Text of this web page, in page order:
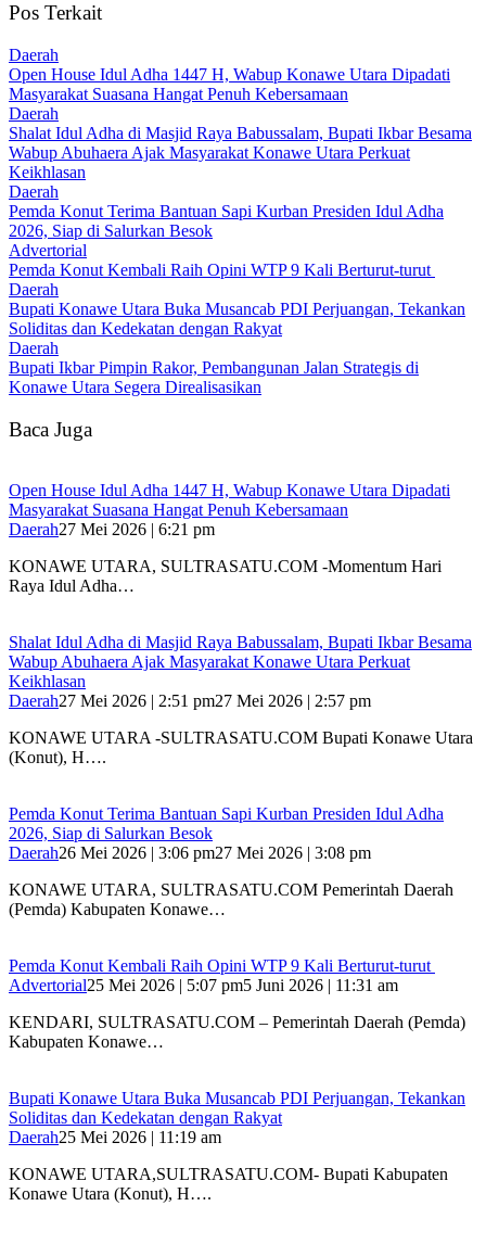
Pos Terkait
Daerah
Open House Idul Adha 1447 H, Wabup Konawe Utara Dipadati
Masyarakat Suasana Hangat Penuh Kebersamaan
Daerah
Shalat Idul Adha di Masjid Raya Babussalam, Bupati Ikbar Besama
Wabup Abuhaera Ajak Masyarakat Konawe Utara Perkuat
Keikhlasan
Daerah
Pemda Konut Terima Bantuan Sapi Kurban Presiden Idul Adha
2026, Siap di Salurkan Besok
Advertorial
Pemda Konut Kembali Raih Opini WTP 9 Kali Berturut-turut
Daerah
Bupati Konawe Utara Buka Musancab PDI Perjuangan, Tekankan
Soliditas dan Kedekatan dengan Rakyat
Daerah
Bupati Ikbar Pimpin Rakor, Pembangunan Jalan Strategis di
Konawe Utara Segera Direalisasikan
Baca Juga
Open House Idul Adha 1447 H, Wabup Konawe Utara Dipadati
Masyarakat Suasana Hangat Penuh Kebersamaan
Daerah27 Mei 2026 | 6:21 pm
KONAWE UTARA, SULTRASATU.COM -Momentum Hari
Raya Idul Adha…
Shalat Idul Adha di Masjid Raya Babussalam, Bupati Ikbar Besama
Wabup Abuhaera Ajak Masyarakat Konawe Utara Perkuat
Keikhlasan
Daerah27 Mei 2026 | 2:51 pm27 Mei 2026 | 2:57 pm
KONAWE UTARA -SULTRASATU.COM Bupati Konawe Utara
(Konut), H….
Pemda Konut Terima Bantuan Sapi Kurban Presiden Idul Adha
2026, Siap di Salurkan Besok
Daerah26 Mei 2026 | 3:06 pm27 Mei 2026 | 3:08 pm
KONAWE UTARA, SULTRASATU.COM Pemerintah Daerah
(Pemda) Kabupaten Konawe…
Pemda Konut Kembali Raih Opini WTP 9 Kali Berturut-turut
Advertorial25 Mei 2026 | 5:07 pm5 Juni 2026 | 11:31 am
KENDARI, SULTRASATU.COM – Pemerintah Daerah (Pemda)
Kabupaten Konawe…
Bupati Konawe Utara Buka Musancab PDI Perjuangan, Tekankan
Soliditas dan Kedekatan dengan Rakyat
Daerah25 Mei 2026 | 11:19 am
KONAWE UTARA,SULTRASATU.COM- Bupati Kabupaten
Konawe Utara (Konut), H….